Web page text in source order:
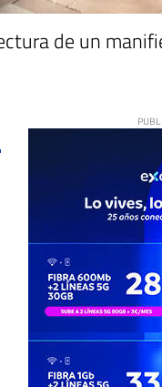
de un